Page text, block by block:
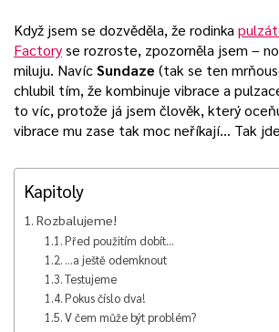
Když jsem se dozvěděla, že rodinka
Factoryse rozroste, zpozorněla jsem –
miluju. NavícSundaze (tak se ten
chlubil tím, že kombinuje vibrace a
to víc, protože já jsem člověk, který
vibrace mu zase tak moc neříkají… Tak
Kapitoly
Rozbalujeme!
Před použitím dobít…
…a ještě odemknout
Testujeme
Pokus číslo dva!
V čem může být problém?